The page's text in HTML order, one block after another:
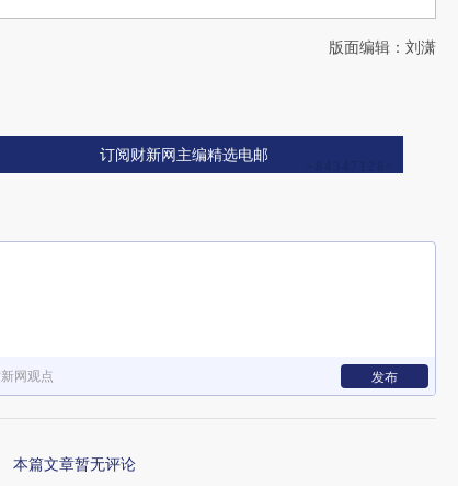
版面编辑：刘潇
订阅财新网主编精选电邮
网观点 发布
本篇文章暂无评论